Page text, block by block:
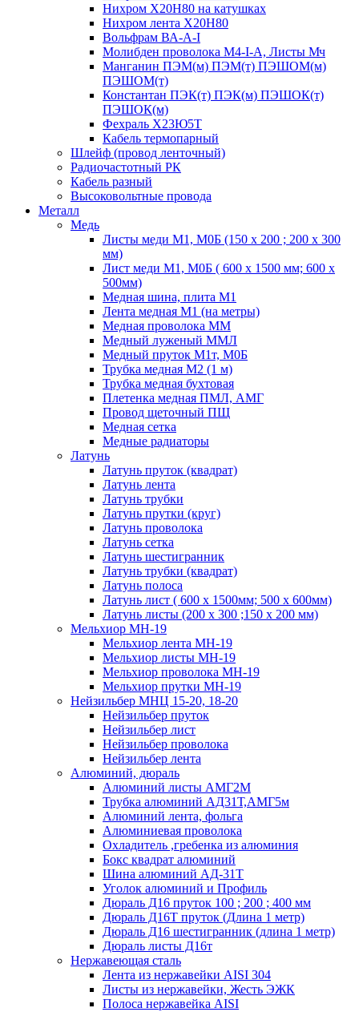
Нихром Х20Н80 на катушках
Нихром лента Х20Н80
Вольфрам ВА-А-I
Молибден проволока М4-I-А, Листы Мч
Манганин ПЭМ(м) ПЭМ(т) ПЭШОМ(м)
ПЭШОМ(т)
Константан ПЭК(т) ПЭК(м) ПЭШОК(т)
ПЭШОК(м)
Фехраль Х23Ю5Т
Кабель термопарный
Шлейф (провод ленточный)
Радиочастотный РК
Кабель разный
Высоковольтные провода
Металл
Медь
Листы меди М1, М0Б (150 х 200 ; 200 х 300
мм)
Лист меди М1, М0Б ( 600 х 1500 мм; 600 х
500мм)
Медная шина, плита М1
Лента медная М1 (на метры)
Медная проволока ММ
Медный луженый ММЛ
Медный пруток М1т, М0Б
Трубка медная М2 (1 м)
Трубка медная бухтовая
Плетенка медная ПМЛ, АМГ
Провод щеточный ПЩ
Медная сетка
Медные радиаторы
Латунь
Латунь пруток (квадрат)
Латунь лента
Латунь трубки
Латунь прутки (круг)
Латунь проволока
Латунь сетка
Латунь шестигранник
Латунь трубки (квадрат)
Латунь полоса
Латунь лист ( 600 х 1500мм; 500 х 600мм)
Латунь листы (200 х 300 ;150 х 200 мм)
Мельхиор МН-19
Мельхиор лента МН-19
Мельхиор листы МН-19
Мельхиор проволока МН-19
Мельхиор прутки МН-19
Нейзильбер МНЦ 15-20, 18-20
Нейзильбер пруток
Нейзильбер лист
Нейзильбер проволока
Нейзильбер лента
Алюминий, дюраль
Алюминий листы АМГ2М
Трубка алюминий АД31Т,АМГ5м
Алюминий лента, фольга
Алюминиевая проволока
Охладитель ,гребенка из алюминия
Бокс квадрат алюминий
Шина алюминий АД-31Т
Уголок алюминий и Профиль
Дюраль Д16 пруток 100 ; 200 ; 400 мм
Дюраль Д16Т пруток (Длина 1 метр)
Дюраль Д16 шестигранник (длина 1 метр)
Дюраль листы Д16т
Нержавеющая сталь
Лента из нержавейки AISI 304
Листы из нержавейки, Жесть ЭЖК
Полоса нержавейка АISI